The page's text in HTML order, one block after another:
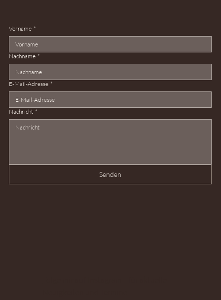
Vorname *
Nachname *
E-Mail-Adresse *
Nachricht *
Senden